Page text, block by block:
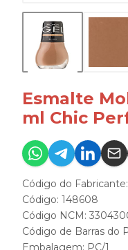
Esmalte
ml Chic
Código do
Código: 148608
Código NCM:
Código de Barras do
Embalagem: PC/1